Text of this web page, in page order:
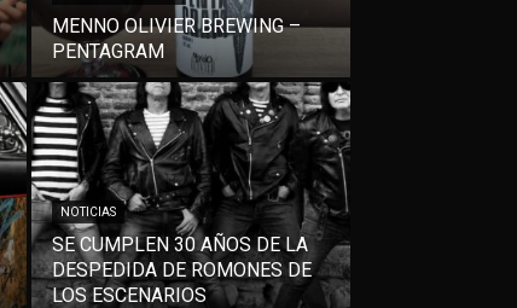
MENNO OLIVIER BREWING –
PENTAGRAM
NOTICIAS
SE CUMPLEN 30 AÑOS DE LA
DESPEDIDA DE ROMONES DE
LOS ESCENARIOS